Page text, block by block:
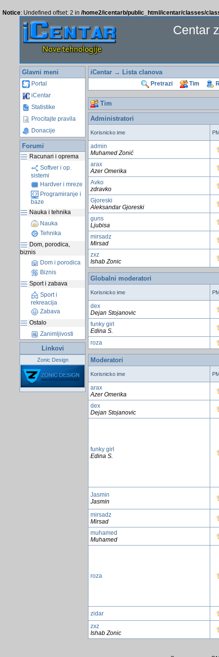
Notice: Undefined offset: 2 in /home2/icentarb/public_html/icentar/classes/
Centar
Glavni meni
Portal
iCentar
Statistike
Procitajte pravila
Donacije
Forumi
Racunari i oprema
Softver i op.
sistemi
Hardver i mreze
Programiranje i
baze
Nauka i tehnika
Nauka
Tehnika
Dom, porodica,
biznis
Dom i porodica
Biznis
Sport i zabava
Sport i
rekreacija
Zabava
Ostalo
Zanimljivosti
Linkovi
Zonic Design
iCentar→ Lista clanova
Pretrazi Tim
Tim
Administratori
Korisnicko ime
admin
Muhamed Zonić
arax
Azer Omerika
Avko
zdravko
Gjoreski
Aleksandar Gjoreski
guns
Ljubisa
mirsadz
Mirsad
zxz
Ishab Zonic
Globalni moderatori
Korisnicko ime
dex
Dejan Stojanovic
funky girl
Edina S.
roza
Moderatori
Korisnicko ime
arax
Azer Omerika
dex
Dejan Stojanovic
funky girl
Edina S.
Jasmin
Jasmin
mirsadz
Mirsad
muhamed
Muhamed
roza
zidar
zxz
Ishab Zonic